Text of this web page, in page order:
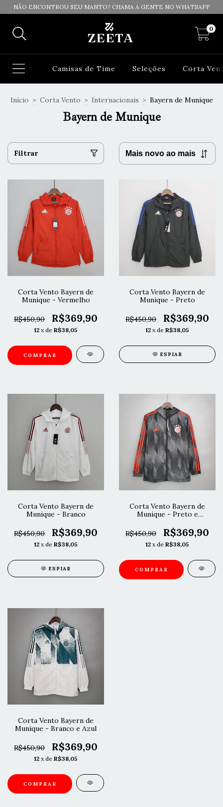
NÃO ENCONTROU SEU MANTO? CHAMA A GENTE NO WHATSAPP
0
Camisas de Time Seleções Corta
Início > Corta Vento > Internacionais > Bayern de Munique
Bayern de Munique
Filtrar
Corta Vento Bayern de
Munique - Vermelho
R$450,90 R$369,90
12 x de R$38,05
COMPRAR
Corta Vento Bayern de
Munique - Preto
R$450,90 R$369,90
12 x de R$38,05
ESPIAR
Corta Vento Bayern de
Munique - Branco
R$450,90 R$369,90
12 x de R$38,05
ESPIAR
Corta Vento Bayern de
Munique - Preto e
R$450,90
R$369,90
12 x de R$38,05
COMPRAR
Corta Vento Bayern de
Munique - Branco e Azul
R$450,90 R$369,90
12 x de R$38,05
COMPRAR